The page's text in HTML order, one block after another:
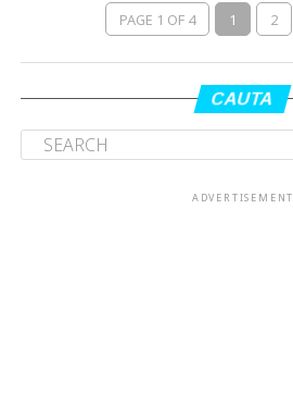
PAGE 1 OF 4 1 2
CAUTA
ADVERTISEMENT